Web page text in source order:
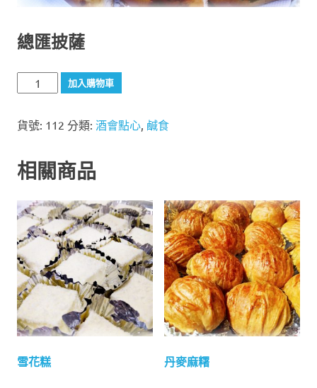
總匯披薩
匯
薩
量
加入購物車
貨號: 112 分類: 酒會點心, 鹹食
相關商品
雪花糕 丹麥麻糬